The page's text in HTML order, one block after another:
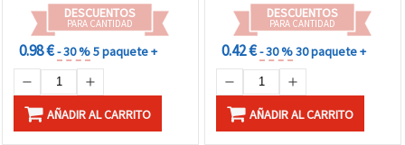
DESCUENTOS
PARA CANTIDAD
0.98 €- 30 %5 paquete +
AÑADIR AL CARRITO
DESCUENTOS
PARA CANTIDAD
0.42 €- 30 %30 paquete +
AÑADIR AL CARRITO